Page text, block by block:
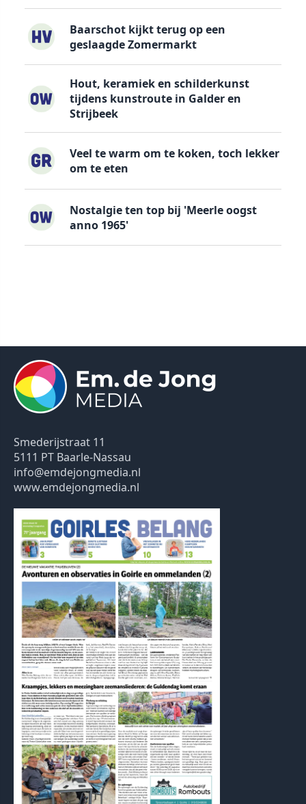
Baarschot kijkt terug op een
geslaagde Zomermarkt
Hout, keramiek en schilderkunst
tijdens kunstroute in Galder en
Strijbeek
Veel te warm om te koken, toch lekker
om te eten
Nostalgie ten top bij 'Meerle oogst
anno 1965'
Smederijstraat 11
5111 PT Baarle-Nassau
info@emdejongmedia.nl
www.emdejongmedia.nl